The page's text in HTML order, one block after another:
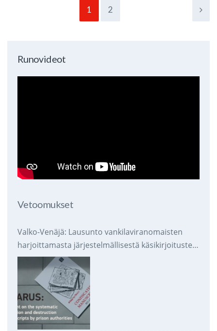
1 2
Runovideot
Vetoomukset
Valko-Venäjä: Lausunto vankilaviranomaisten
harjoittamasta järjestelmällisestä käsikirjoitusten
takavarikoinnista ja tuhoamisesta